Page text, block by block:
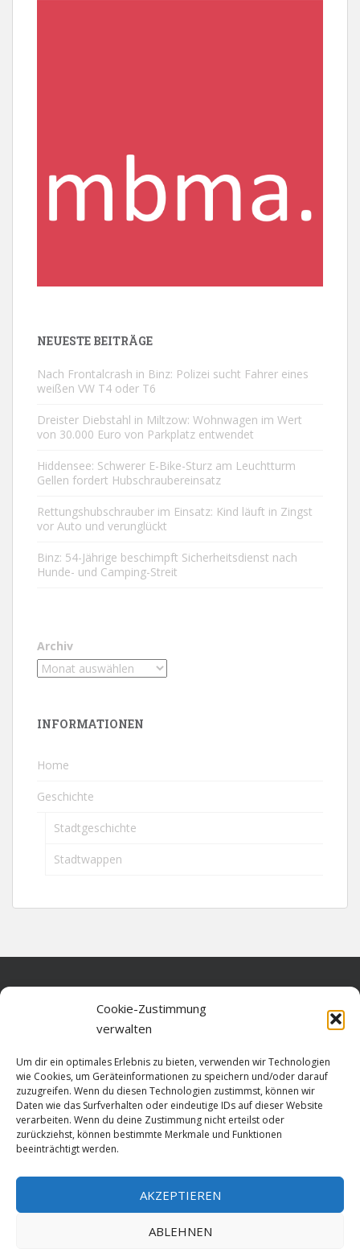
Cookie-Zustimmung
verwalten
Um dir ein optimales Erlebnis zu bieten, verwenden wir Technologien
wie Cookies, um Geräteinformationen zu speichern und/oder darauf
zuzugreifen. Wenn du diesen Technologien zustimmst, können wir
Daten wie das Surfverhalten oder eindeutige IDs auf dieser Website
verarbeiten. Wenn du deine Zustimmung nicht erteilst oder
zurückziehst, können bestimmte Merkmale und Funktionen
beeinträchtigt werden.
AKZEPTIEREN
ABLEHNEN
NEUESTE BEITRÄGE
Nach Frontalcrash in Binz: Polizei sucht Fahrer eines
weißen VW T4 oder T6
Dreister Diebstahl in Miltzow: Wohnwagen im Wert
von 30.000 Euro von Parkplatz entwendet
Hiddensee: Schwerer E-Bike-Sturz am Leuchtturm
Gellen fordert Hubschraubereinsatz
Rettungshubschrauber im Einsatz: Kind läuft in Zingst
vor Auto und verunglückt
Binz: 54-Jährige beschimpft Sicherheitsdienst nach
Hunde- und Camping-Streit
Archiv
INFORMATIONEN
Home
Geschichte
Stadtgeschichte
Stadtwappen
Datenschutz
Cookie-Richtlinie (EU)
Impressum
HOME